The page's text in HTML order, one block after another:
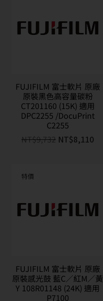
FUJIFILM 富士軟片 原廠
原裝黑色高容量碳粉
CT201160 (15K) 適用
DPC2255 /DocuPrint
C2255
NT$9,732 NT$8,110
特價
FUJIFILM 富士軟片 原廠
原裝感光鼓 藍C／紅M／黃
Y 108R01148 (24K) 適用
P7100